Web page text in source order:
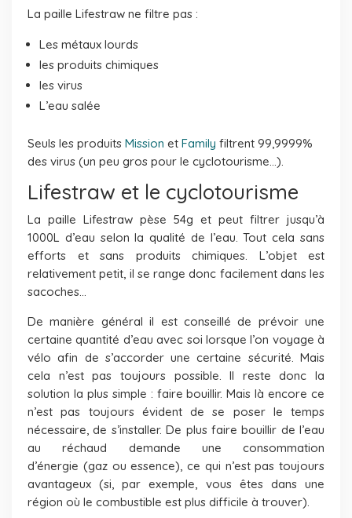
La paille Lifestraw ne filtre pas :
Les métaux lourds
les produits chimiques
les virus
L’eau salée
Seuls les produits Mission et Family filtrent 99,9999%
des virus (un peu gros pour le cyclotourisme…).
Lifestraw et le cyclotourisme
La paille Lifestraw pèse 54g et peut filtrer jusqu’à
1000L d’eau selon la qualité de l’eau. Tout cela sans
efforts et sans produits chimiques. L’objet est
relativement petit, il se range donc facilement dans les
sacoches…
De manière général il est conseillé de prévoir une
certaine quantité d’eau avec soi lorsque l’on voyage à
vélo afin de s’accorder une certaine sécurité. Mais
cela n’est pas toujours possible. Il reste donc la
solution la plus simple : faire bouillir. Mais là encore ce
n’est pas toujours évident de se poser le temps
nécessaire, de s’installer. De plus faire bouillir de l’eau
au réchaud demande une consommation
d’énergie (gaz ou essence), ce qui n’est pas toujours
avantageux (si, par exemple, vous êtes dans une
région où le combustible est plus difficile à trouver).